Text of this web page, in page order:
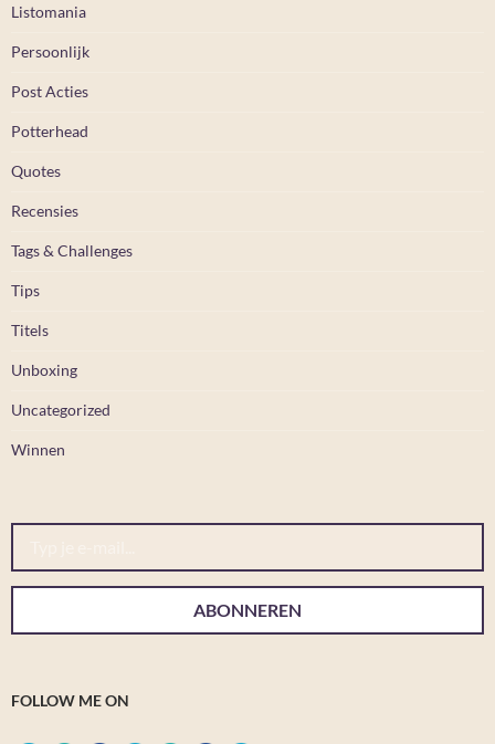
Listomania
Persoonlijk
Post Acties
Potterhead
Quotes
Recensies
Tags & Challenges
Tips
Titels
Unboxing
Uncategorized
Winnen
Typ je e-mail...
ABONNEREN
FOLLOW ME ON